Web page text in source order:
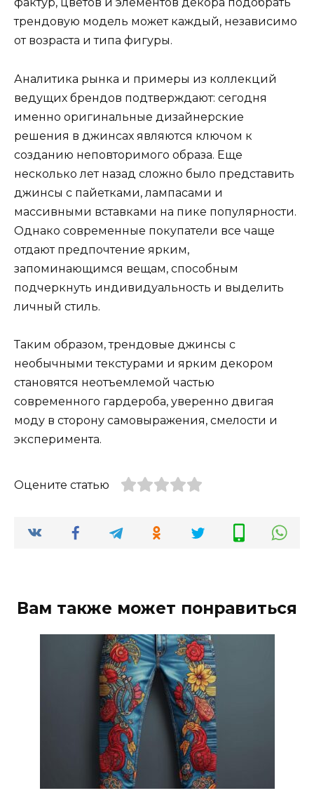
фактур, цветов и элементов декора подобрать
трендовую модель может каждый, независимо
от возраста и типа фигуры.
Аналитика рынка и примеры из коллекций
ведущих брендов подтверждают: сегодня
именно оригинальные дизайнерские
решения в джинсах являются ключом к
созданию неповторимого образа. Еще
несколько лет назад сложно было представить
джинсы с пайетками, лампасами и
массивными вставками на пике популярности.
Однако современные покупатели все чаще
отдают предпочтение ярким,
запоминающимся вещам, способным
подчеркнуть индивидуальность и выделить
личный стиль.
Таким образом, трендовые джинсы с
необычными текстурами и ярким декором
становятся неотъемлемой частью
современного гардероба, уверенно двигая
моду в сторону самовыражения, смелости и
эксперимента.
Оцените статью
Вам также может понравиться